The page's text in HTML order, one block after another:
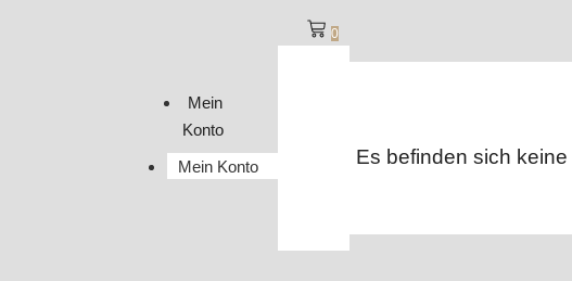
Mein
Konto
Mein Konto
0
Es befinden sich